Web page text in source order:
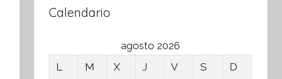
Calendario
agosto 2026
L
M X J V S
D